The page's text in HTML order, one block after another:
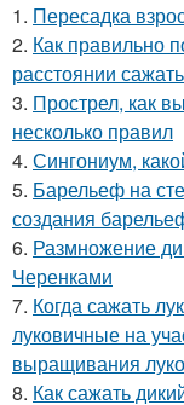
1. Пересадка
2. Как правильно
расстоянии
3. Прострел, как
несколько правил
4. Сингониум,
5. Барельеф на
создания
6. Размножение
Черенками
7. Когда сажать
луковичные на
выращивания
8. Как сажать